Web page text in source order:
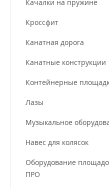
Качалки на пружине
Кроссфит
Канатная дорога
Канатные конструкции
Контейнерные
Лазы
Музыкальное
Навес для колясок
Оборудование
ПРО